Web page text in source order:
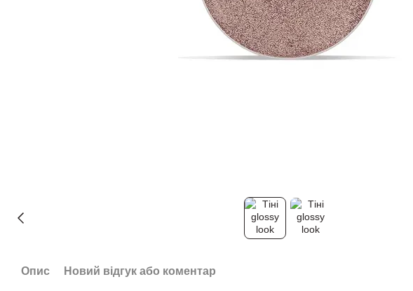
Опис Новий відгук або коментар